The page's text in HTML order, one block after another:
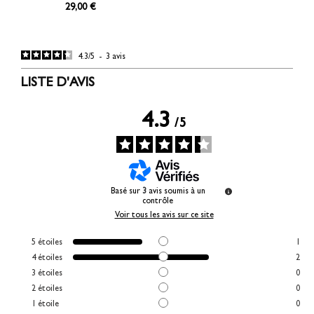
29,00 €
4.3/5 - 3 avis
LISTE D'AVIS
4.3/5
Basé sur 3 avis soumis à un
contrôle
Voir tous les avis sur ce site
5 étoiles
4 étoiles
2
3 étoiles
0
2 étoiles
0
étoile 0